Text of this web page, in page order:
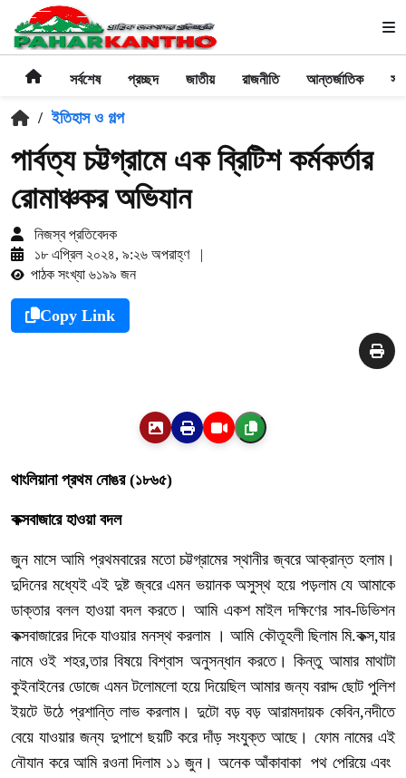
সর্বশেষ প্রচ্ছদ জাতীয় রাজনীতি আন্তর্জাতিক
/ ইতিহাস ও গল্প
পার্বত্য চট্টগ্রামে এক ব্রিটিশ কর্মকর্তার
রোমাঞ্চকর অভিযান
নিজস্ব প্রতিবেদক
১৮ এপ্রিল ২০২৪, ৯:২৬ অপরাহ্ণ
|
পাঠক সংখ্যা ৬১৯৯ জন
Copy Link
থাংলিয়ানা প্রথম নোঙর (১৮৬৫)
কক্সবাজারে হাওয়া বদল
জুন মাসে আমি প্রথমবারের মতো চট্টগ্রামের স্থানীর জ্বরে আক্রান্ত হলাম।
দুদিনের মধ্যেই এই দুষ্ট জ্বরে এমন ভয়ানক অসুস্থ হয়ে পড়লাম যে আমাকে
ডাক্তার বলল হাওয়া বদল করতে। আমি একশ মাইল দক্ষিণের সাব-ডিভিশন
কক্সবাজারের দিকে যাওয়ার মনস্থ করলাম । আমি কৌতূহলী ছিলাম মি.কক্স,যার
নামে ওই শহর,তার বিষয়ে বিশ্বাস অনুসন্ধান করতে। কিন্তু আমার মাথাটা
কুইনাইনের ডোজে এমন টলোমলো হয়ে দিয়েছিল আমার জন্য বরাদ্দ ছোট পুলিশ
ইয়টে উঠে প্রশান্তি লাভ করলাম। দুটো বড় বড় আরামদায়ক কেবিন,নদীতে
বেয়ে যাওয়ার জন্য দুপাশে ছয়টি করে দাঁড় সংযুক্ত আছে। ফোম নামের এই
নৌযান করে আমি রওনা দিলাম ১১ জুন। অনেক আঁকাবাকা পথ পেরিয়ে এবং